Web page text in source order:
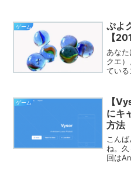
事前
か見に
ゲーム
ぷよ
【
あな
クエ
ている
れる
時期
ゲーム
【
にキ
方法
こん
ね。
回は